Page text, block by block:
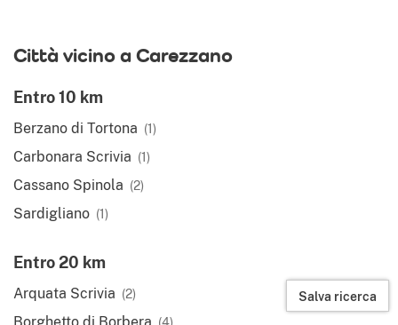
Città vicino a Carezzano
Entro 10 km
Berzano di Tortona (1)
Carbonara Scrivia (1)
Cassano Spinola (2)
Sardigliano (1)
Entro 20 km
Arquata Scrivia (2)
(4)
Salva ricerca